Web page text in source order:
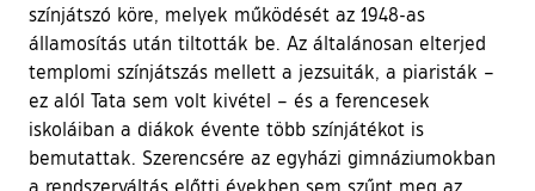
színjátszó köre, melyek működését az 1948-as
államosítás után tiltották be. Az általánosan elterjed
templomi színjátszás mellett a jezsuiták, a piaristák –
ez alól Tata sem volt kivétel – és a ferencesek
iskoláiban a diákok évente több színjátékot is
bemutattak. Szerencsére az egyházi gimnáziumokban
a rendszerváltás előtti években sem szűnt meg az